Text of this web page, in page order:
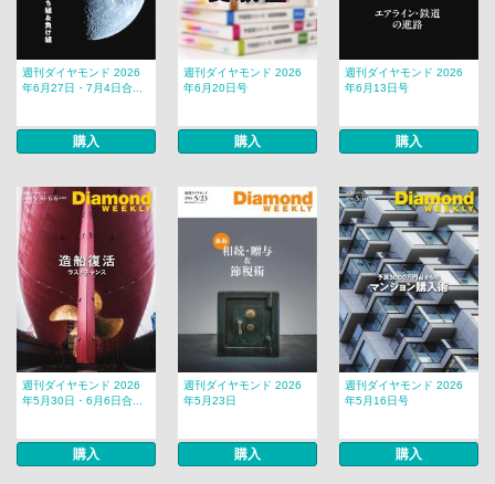
週刊ダイヤモンド 2026
年6月27日・7月4日合...
購入
週刊ダイヤモンド 2026
年6月20日号
購入
週刊ダイヤモンド 2026
年6月13日号
購入
週刊ダイヤモンド 2026
年5月30日・6月6日合...
購入
週刊ダイヤモンド 2026
年5月23日
購入
週刊ダイヤモンド 2026
年5月16日号
購入